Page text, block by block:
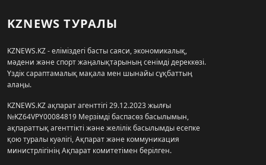
KZNEWS ТУРАЛЫ
KZNEWS.KZ - еліміздегі басты саяси, экономикалық,
мәдени және спорт жаңалықтарының сенімді дереккөзі.
Үздік сараптамалық мақала мен шынайы сұқбаттың
алаңы.
KZNEWS.KZ ақпарат агенттігі 29.12.2023 жылғы
№KZ64VPY00084819 Мерзімді баспасөз басылымын,
ақпараттық агенттікті және желілік басылымды есепке
қою туралы куәлігі, Ақпарат және коммуникация
министрлігінің Ақпарат комитетімен берілген.